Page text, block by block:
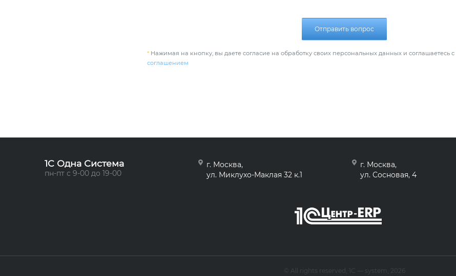
Отправить вопрос
* Нажимая на кнопку, вы даете согласие на обработку своих персональных данных и соглашаетесь с
соглашением
1C Одна Система
пн-пт с 9-00 до 19-00
г. Москва,
ул. Миклухо-Маклая 32 к.1
г. Москва,
ул. Сосновая, 4
© All rights reserved, 1С — system, 2026